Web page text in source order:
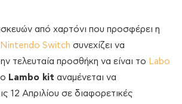
από χαρτόνι που προσφέρει η
Nintendo Switch συνεχίζει να
τελευταία προσθήκη να είναι το Labo
Lambo kit αναμένεται να
12 Απριλίου σε διαφορετικές